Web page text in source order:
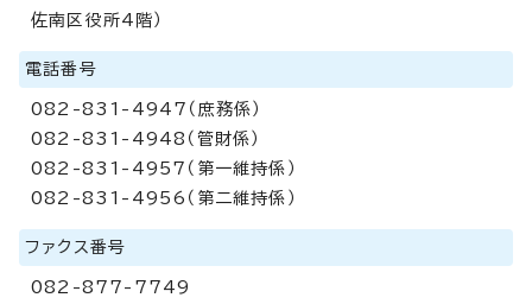
佐南区役所4階）
電話番号
082-831-4947（庶務係）
082-831-4948（管財係）
082-831-4957（第一維持係）
082-831-4956（第二維持係）
ファクス番号
082-877-7749